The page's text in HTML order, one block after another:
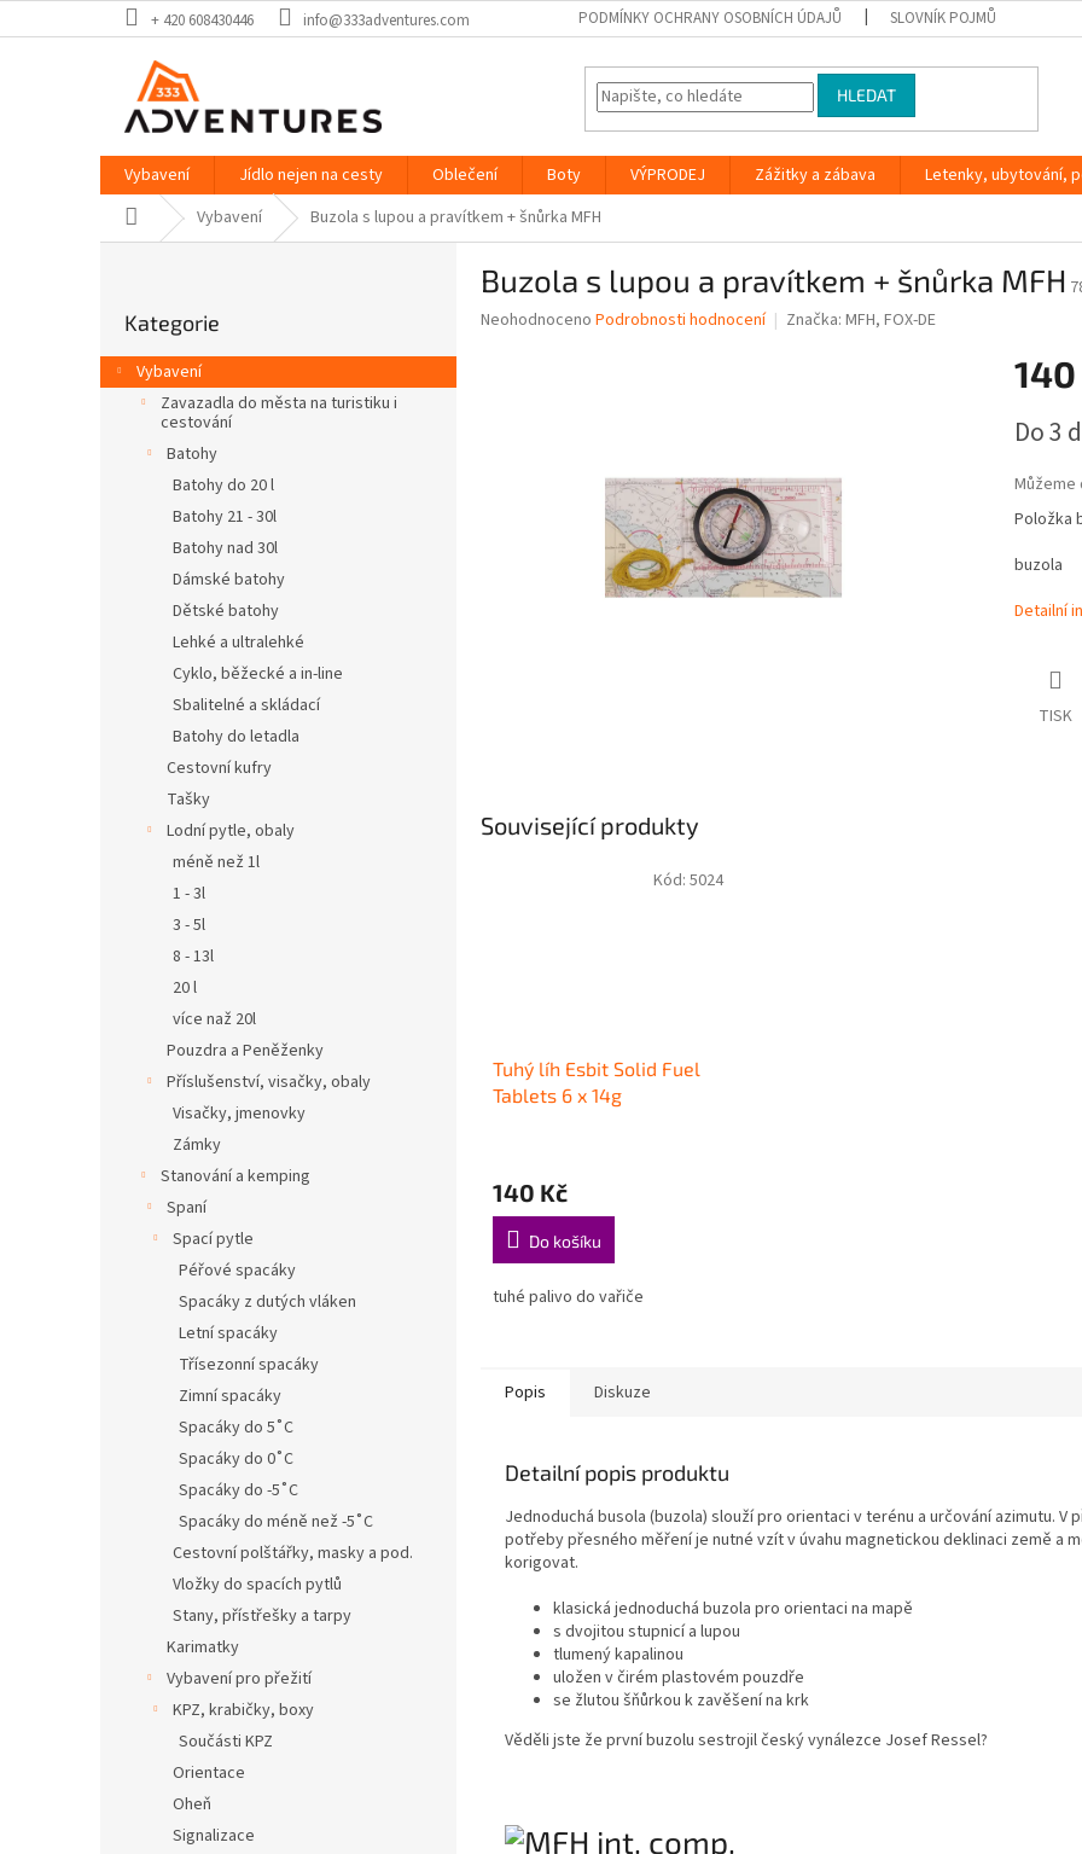
na
+ 420 608430446 info@333adventures.com PODMÍNKY OCHRANY OSOBNÍCH ÚDAJŮ SLOVNÍK POJMŮ
HLEDAT
Vybavení Jídlo nejen na cesty Oblečení Boty VÝPRODEJ Zážitky a zábava Letenky, ubytování,
Domů Vybavení Buzola s lupou a pravítkem + šnůrka MFH
r
a
kategorie
Kategorie
Vybavení
Zavazadla do města na turistiku i
cestování
Batohy
Batohy do 20 l
Batohy 21 - 30l
Batohy nad 30l
Dámské batohy
Dětské batohy
Lehké a ultralehké
Cyklo, běžecké a in-line
Sbalitelné a skládací
Batohy do letadla
Cestovní kufry
Tašky
Lodní pytle, obaly
méně než 1l
1 - 3l
3 - 5l
8 - 13l
20 l
více naž 20l
Pouzdra a Peněženky
Příslušenství, visačky, obaly
Visačky, jmenovky
Zámky
Stanování a kemping
Spaní
Spací pytle
Péřové spacáky
Spacáky z dutých vláken
Letní spacáky
Třísezonní spacáky
Zimní spacáky
Spacáky do 5˚C
Spacáky do 0˚C
Spacáky do -5˚C
Spacáky do méně než -5˚C
Cestovní polštářky, masky a pod.
Vložky do spacích pytlů
Stany, přístřešky a tarpy
Karimatky
Vybavení pro přežití
KPZ, krabičky, boxy
Součásti KPZ
Orientace
Oheň
Signalizace
Buzola s lupou a pravítkem + šnůrka MFH
Průměrné
Neohodnoceno Podrobnosti hodnocení Značka: MFH, FOX-DE
140
cena:
Do 3
Můžeme
Položka
buzola
Detailní
TISK
Související produkty
Tuhý líh Esbit Solid Fuel
Tablets 6 x 14g
140 Kč
Do košíku
tuhé palivo do vařiče
Kód: 5024
Popis Diskuze
Detailní popis produktu
Jednoduchá busola (buzola) slouží pro orientaci v terénu a určování azimutu. V
potřeby přesného měření je nutné vzít v úvahu magnetickou deklinaci země a
korigovat.
klasická jednoduchá buzola pro orientaci na mapě
s dvojitou stupnicí a lupou
tlumený kapalinou
uložen v čirém plastovém pouzdře
se žlutou šňůrkou k zavěšení na krk
Věděli jste že první buzolu sestrojil český vynálezce Josef Ressel?